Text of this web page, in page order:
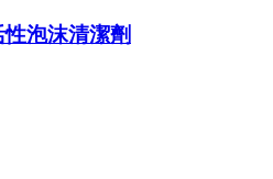
泡沫清潔劑